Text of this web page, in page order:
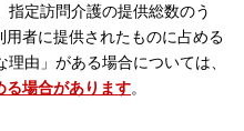
指定訪問介護の提供総数のう
者に提供されたものに占める
由」がある場合については、
る場合があります。